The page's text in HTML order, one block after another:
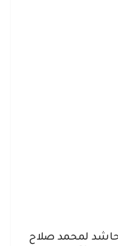
لمحمد صلاح